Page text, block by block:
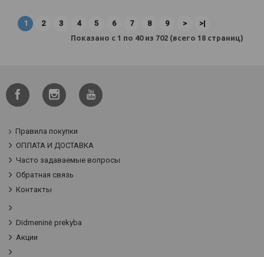
1 2 3 4 5 6 7 8 9 > >|
Показано с 1 по 40 из 702 (всего 18 страниц)
Правила покупки
ОПЛАТА И ДОСТАВКА
Часто задаваемые вопросы
Обратная связь
Контакты
Didmeninė prekyba
Акции